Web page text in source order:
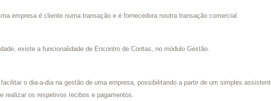
empresa é cliente numa transação e é fornecedora noutra transação comercial.
existe a funcionalidade de Encontro de Contas, no módulo Gestão.
o dia-a-dia na gestão de uma empresa, possibilitando a partir de um simples
realizar os respetivos recibos e pagamentos.